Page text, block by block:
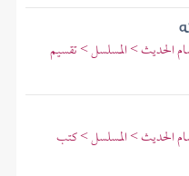
الحديث > المسلسل > تقسيم
الحديث > المسلسل > كتب